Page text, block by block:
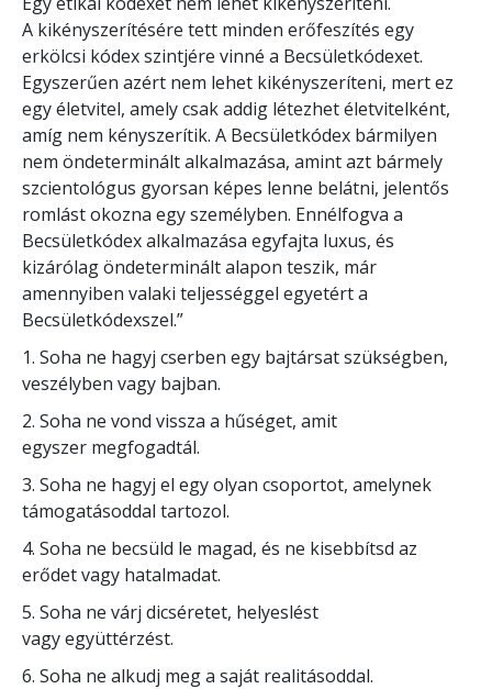
A kikényszerítésére tett minden erőfeszítés egy
erkölcsi kódex szintjére vinné a Becsületkódexet.
Egyszerűen azért nem lehet kikényszeríteni, mert ez
egy életvitel, amely csak addig létezhet életvitelként,
amíg nem kényszerítik. A Becsületkódex bármilyen
nem öndeterminált alkalmazása, amint azt bármely
szcientológus gyorsan képes lenne belátni, jelentős
romlást okozna egy személyben. Ennélfogva a
Becsületkódex alkalmazása egyfajta luxus, és
kizárólag öndeterminált alapon teszik, már
amennyiben valaki teljességgel egyetért a
Becsületkódexszel.”
1. Soha ne hagyj cserben egy bajtársat szükségben,
veszélyben vagy bajban.
2. Soha ne vond vissza a hűséget, amit
egyszer megfogadtál.
3. Soha ne hagyj el egy olyan csoportot, amelynek
támogatásoddal tartozol.
4. Soha ne becsüld le magad, és ne kisebbítsd az
erődet vagy hatalmadat.
5. Soha ne várj dicséretet, helyeslést
vagy együttérzést.
6. Soha ne alkudj meg a saját realitásoddal.